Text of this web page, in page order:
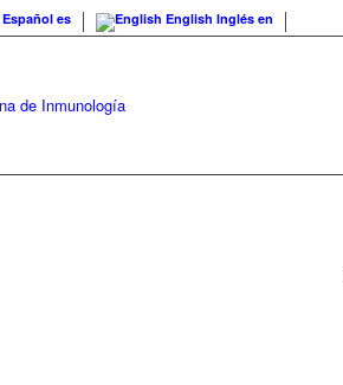
Español es English Inglés en